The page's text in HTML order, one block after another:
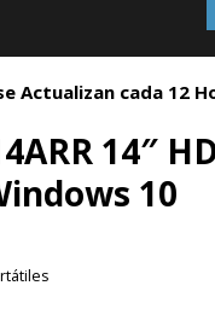
Actualizan cada 12
14″
10